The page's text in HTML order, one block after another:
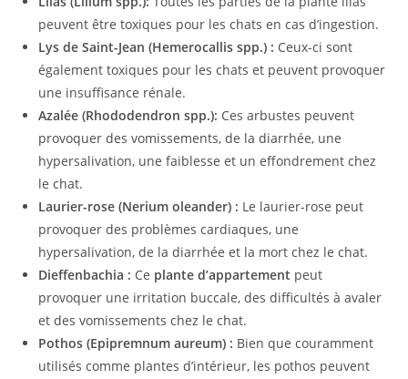
peuvent être toxiques pour les chats en cas d’ingestion.
Lys de Saint-Jean (Hemerocallis spp.) : Ceux-ci sont
également toxiques pour les chats et peuvent provoquer
une insuffisance rénale.
Azalée (Rhododendron spp.): Ces arbustes peuvent
provoquer des vomissements, de la diarrhée, une
hypersalivation, une faiblesse et un effondrement chez
le chat.
Laurier-rose (Nerium oleander) : Le laurier-rose peut
provoquer des problèmes cardiaques, une
hypersalivation, de la diarrhée et la mort chez le chat.
Dieffenbachia : Ce plante d’appartement peut
provoquer une irritation buccale, des difficultés à avaler
et des vomissements chez le chat.
Pothos (Epipremnum aureum) : Bien que couramment
utilisés comme plantes d’intérieur, les pothos peuvent